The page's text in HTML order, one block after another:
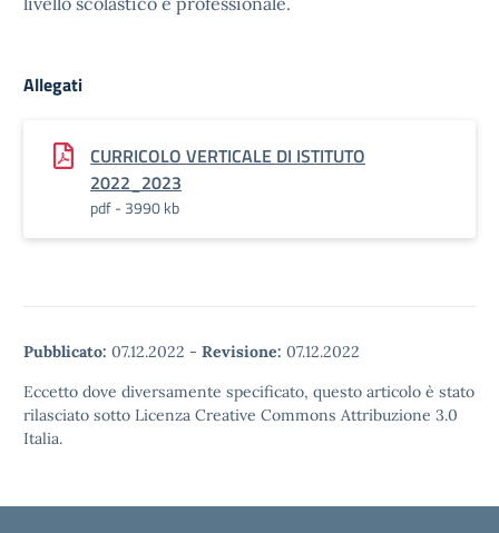
Allegati
CURRICOLO VERTICALE DI ISTITUTO
2022_2023
pdf - 3990 kb
Pubblicato: 07.12.2022 - Revisione: 07.12.2022
Eccetto dove diversamente specificato, questo articolo è stato
rilasciato sotto Licenza Creative Commons Attribuzione 3.0
Italia.